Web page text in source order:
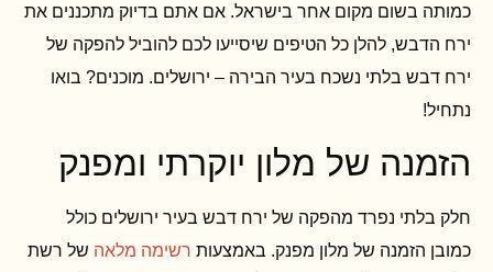
כמותה בשום מקום אחר בישראל. אם אתם בדיוק מתכננים את
ירח הדבש, להלן כל הטיפים שיסייעו לכם להוביל להפקה של
ירח דבש בלתי נשכח בעיר הבירה – ירושלים. מוכנים? בואו
נתחיל!
הזמנה של מלון יוקרתי ומפנק
חלק בלתי נפרד מהפקה של ירח דבש בעיר ירושלים כולל
כמובן הזמנה של מלון מפנק. באמצעות רשימה מלאה של רשת